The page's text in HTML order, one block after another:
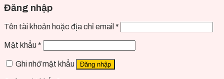
Đăng nhập
Tên tài khoản hoặc địa chỉ email *
Mật khẩu *
Ghi nhớ mật khẩu Đăng nhập